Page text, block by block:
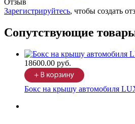
Отзыв
Зарегистрируйтесь, чтобы создать
Сопутствующие
18600.00 руб.
Бокс на крышу автомобиля